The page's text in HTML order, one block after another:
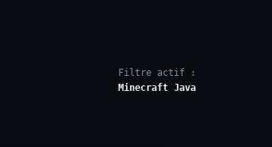
Filtre actif :
Minecraft Java